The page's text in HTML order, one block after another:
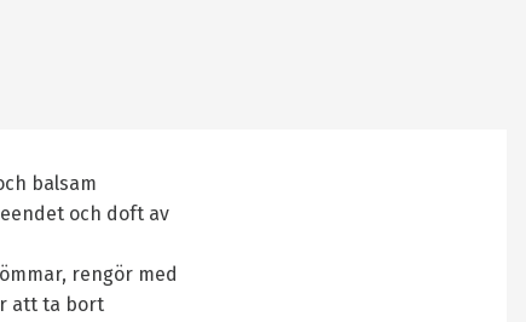
balsam
och doft av
rengör med
att ta bort